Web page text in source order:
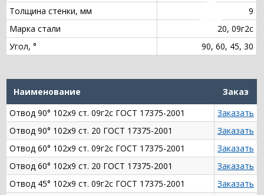
Толщина стенки, мм
9
Марка стали
20, 09г2с
Угол, °
90, 60, 45, 30
Наименование
Заказ
Отвод 90° 102х9 ст. 09г2с ГОСТ 17375-2001
Заказать
Отвод 90° 102х9 ст. 20 ГОСТ 17375-2001
Заказать
Отвод 60° 102х9 ст. 09г2с ГОСТ 17375-2001
Заказать
Отвод 60° 102х9 ст. 20 ГОСТ 17375-2001
Заказать
Отвод 45° 102х9 ст. 09г2с ГОСТ 17375-2001
Заказать